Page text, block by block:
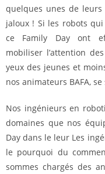
quelques unes de
jaloux ! Si les robots
ce Family Day ont
mobiliser l’attention
yeux des jeunes et
nos animateurs BAFA,
Nos ingénieurs en
domaines que nos
Day dans le leur Les
le pourquoi du
sommes chargés des